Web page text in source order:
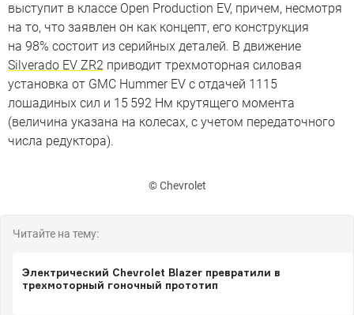
выступит в классе Open Production EV, причем, несмотря
на то, что заявлен он как концепт, его конструкция
на 98% состоит из серийных деталей. В движение
Silverado EV ZR2 приводит трехмоторная силовая
установка от GMC Hummer EV с отдачей 1115
лошадиных сил и 15 592 Нм крутящего момента
(величина указана на колесах, с учетом передаточного
числа редуктора).
© Chevrolet
Читайте на тему:
Электрический Chevrolet Blazer превратили в
трехмоторный гоночный прототип